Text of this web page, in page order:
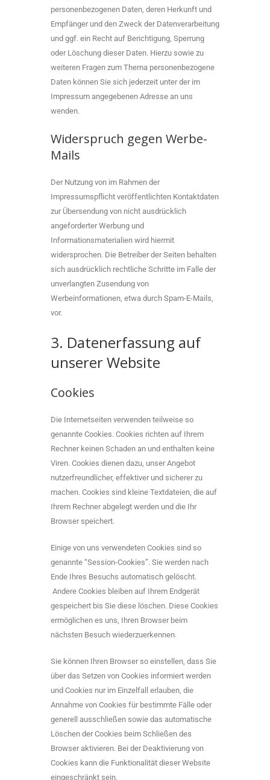
personenbezogenen Daten, deren Herkunft und
Empfänger und den Zweck der Datenverarbeitung
und ggf. ein Recht auf Berichtigung, Sperrung
oder Löschung dieser Daten. Hierzu sowie zu
weiteren Fragen zum Thema personenbezogene
Daten können Sie sich jederzeit unter der im
Impressum angegebenen Adresse an uns
wenden.
Widerspruch gegen Werbe-
Mails
Der Nutzung von im Rahmen der
Impressumspflicht veröffentlichten Kontaktdaten
zur Übersendung von nicht ausdrücklich
angeforderter Werbung und
Informationsmaterialien wird hiermit
widersprochen. Die Betreiber der Seiten behalten
sich ausdrücklich rechtliche Schritte im Falle der
unverlangten Zusendung von
Werbeinformationen, etwa durch Spam-E-Mails,
vor.
3. Datenerfassung auf
unserer Website
Cookies
Die Internetseiten verwenden teilweise so
genannte Cookies. Cookies richten auf Ihrem
Rechner keinen Schaden an und enthalten keine
Viren. Cookies dienen dazu, unser Angebot
nutzerfreundlicher, effektiver und sicherer zu
machen. Cookies sind kleine Textdateien, die auf
Ihrem Rechner abgelegt werden und die Ihr
Browser speichert.
Einige von uns verwendeten Cookies sind so
genannte “Session-Cookies”. Sie werden nach
Ende Ihres Besuchs automatisch gelöscht.
Andere Cookies bleiben auf Ihrem Endgerät
gespeichert bis Sie diese löschen. Diese Cookies
ermöglichen es uns, Ihren Browser beim
nächsten Besuch wiederzuerkennen.
Sie können Ihren Browser so einstellen, dass Sie
über das Setzen von Cookies informiert werden
und Cookies nur im Einzelfall erlauben, die
Annahme von Cookies für bestimmte Fälle oder
generell ausschließen sowie das automatische
Löschen der Cookies beim Schließen des
Browser aktivieren. Bei der Deaktivierung von
Cookies kann die Funktionalität dieser Website
eingeschränkt sein.